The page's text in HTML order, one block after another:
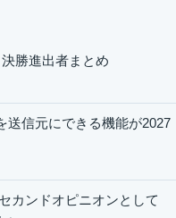
勝進出者まとめ
送信元にできる機能が2027
カンドオピニオンとして